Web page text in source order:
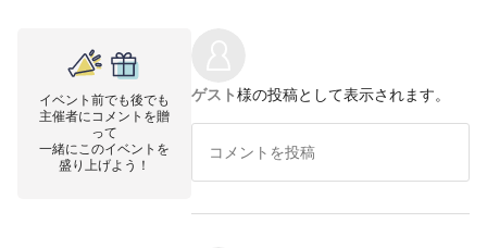
イベント前でも後でも
主催者にコメントを贈
って
一緒にこのイベントを
盛り上げよう！
ゲスト様の投稿として表示されます。